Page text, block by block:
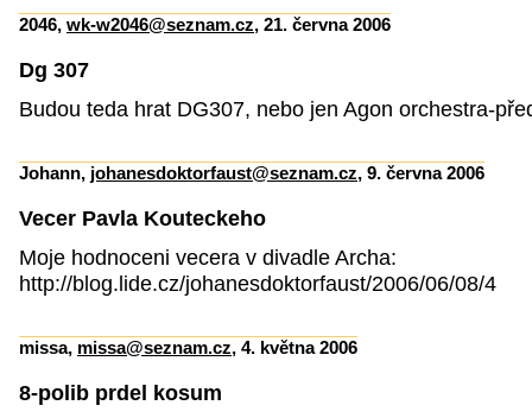
2046, wk-w2046@seznam.cz, 21. června 2006
Dg 307
Budou teda hrat DG307, nebo jen Agon orchestra-
Johann, johanesdoktorfaust@seznam.cz, 9. června 2006
Vecer Pavla Kouteckeho
Moje hodnoceni vecera v divadle Archa:
http://blog.lide.cz/johanesdoktorfaust/2006/06/08/4
missa, missa@seznam.cz, 4. května 2006
8-polib prdel kosum